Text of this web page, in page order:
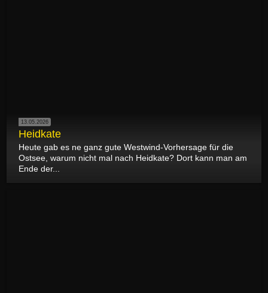
13.05.2026
Heidkate
Heute gab es ne ganz gute Westwind-Vorhersage für die
Ostsee, warum nicht mal nach Heidkate? Dort kann man am
Ende der...